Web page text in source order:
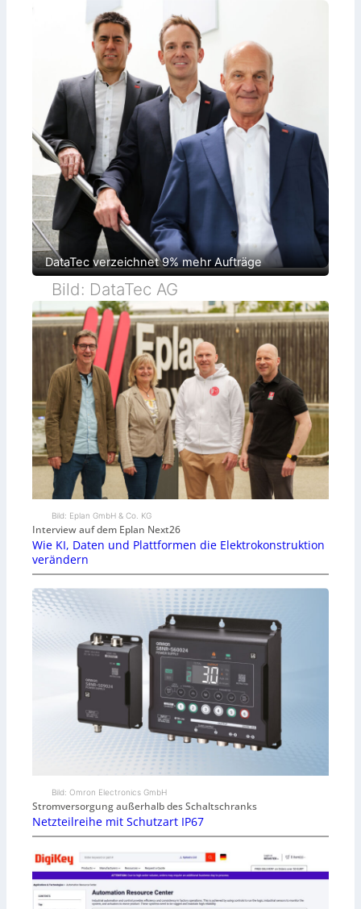
DataTec verzeichnet 9% mehr Aufträge
Bild: DataTec AG
Bild: Eplan GmbH & Co. KG
Interview auf dem Eplan Next26
Wie KI, Daten und Plattformen die Elektrokonstruktion
verändern
Bild: Omron Electronics GmbH
Stromversorgung außerhalb des Schaltschranks
Netzteilreihe mit Schutzart IP67